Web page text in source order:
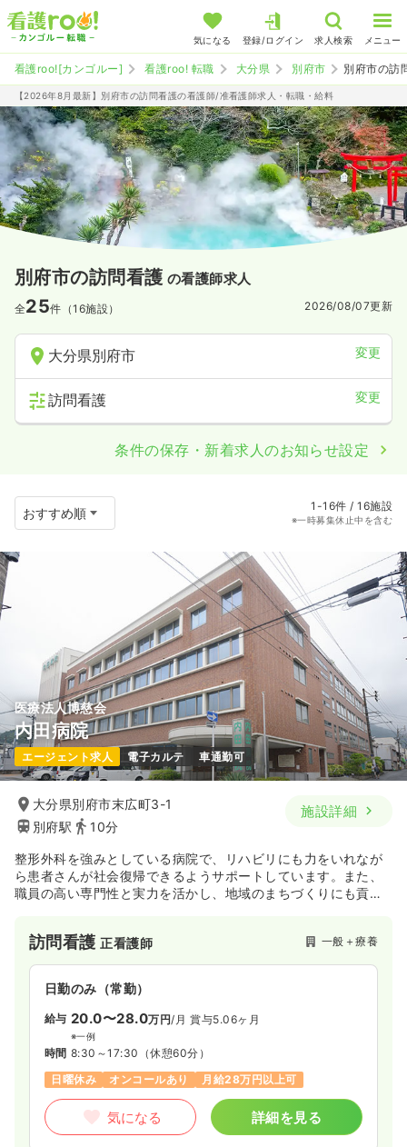
気になる 登録/ログイン 求人検索 メニュー
看護roo![カンゴルー] 看護roo! 転職 大分県 別府市 別府市の訪
【2026年8月最新】別府市の訪問看護の看護師/准看護師求人・転職・給料
別府市の訪問看護 の看護師求人
全25件（16施設） 2026/08/07更新
大分県別府市 変更
訪問看護 変更
条件の保存・新着求人のお知らせ設定
1-16件 / 16施設
※一時募集休止中を含む
医療法人博慈会
内田病院
エージェント求人 電子カルテ 車通勤可
大分県別府市末広町3-1
別府駅
10分
施設詳細
整形外科を強みとしている病院で、リハビリにも力をいれなが
ら患者さんが社会復帰できるようサポートしています。また、
職員の高い専門性と実力を活かし、地域のまちづくりにも貢献
訪問看護正看護師 一般＋療養
日勤のみ（常勤）
給与 20.0〜28.0万円/月 賞与5.06ヶ月
※一例
時間 8:30～17:30 （休憩60分）
日曜休み
オンコールあり 月給28万円以上可
気になる 詳細を見る